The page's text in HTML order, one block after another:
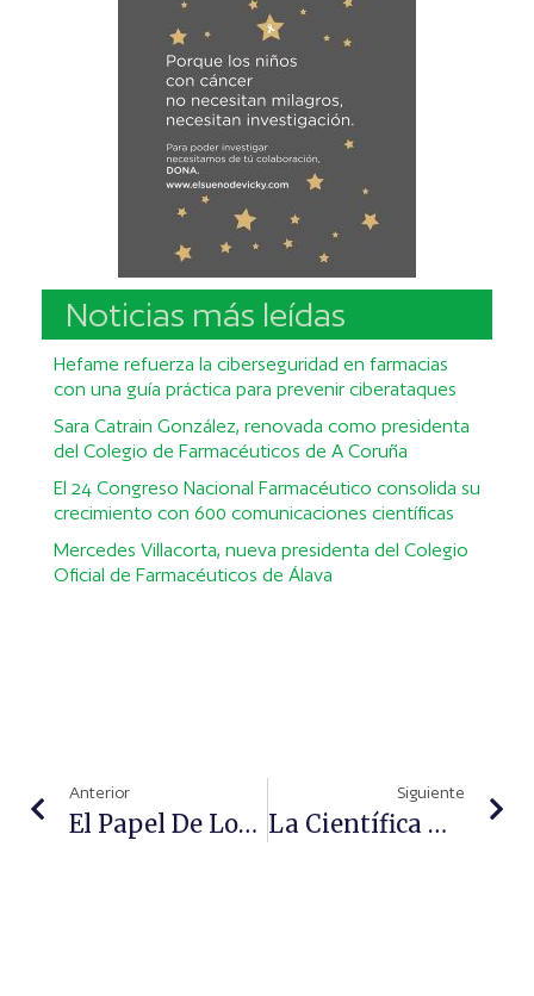
Noticias más leídas
Hefame refuerza la ciberseguridad en farmacias
con una guía práctica para prevenir ciberataques
Sara Catrain González, renovada como presidenta
del Colegio de Farmacéuticos de A Coruña
El 24 Congreso Nacional Farmacéutico consolida su
crecimiento con 600 comunicaciones científicas
Mercedes Villacorta, nueva presidenta del Colegio
Oficial de Farmacéuticos de Álava
Anterior
El Papel De Los Farmacéuticos, Fundamental En El Acompañamiento Y Cuidado Del Paciente Oncológico Pediátrico
Siguiente
La Científica Marfileña Duni Sawadogo, Premio Harambee 2021 A La Promoción E Igualdad De La Mujer Africana